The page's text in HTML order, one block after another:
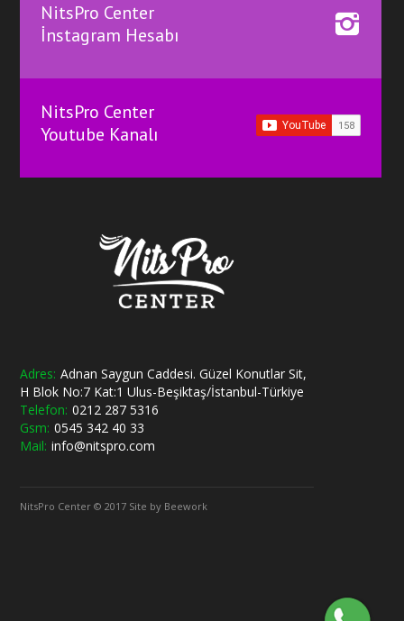
NitsPro Center
İnstagram Hesabı
NitsPro Center
Youtube Kanalı
Adres: Adnan Saygun Caddesi. Güzel Konutlar Sit,
H Blok No:7 Kat:1 Ulus-Beşiktaş/İstanbul-Türkiye
Telefon: 0212 287 5316
Gsm: 0545 342 40 33
Mail: info@nitspro.com
NitsPro Center © 2017 Site by Beework